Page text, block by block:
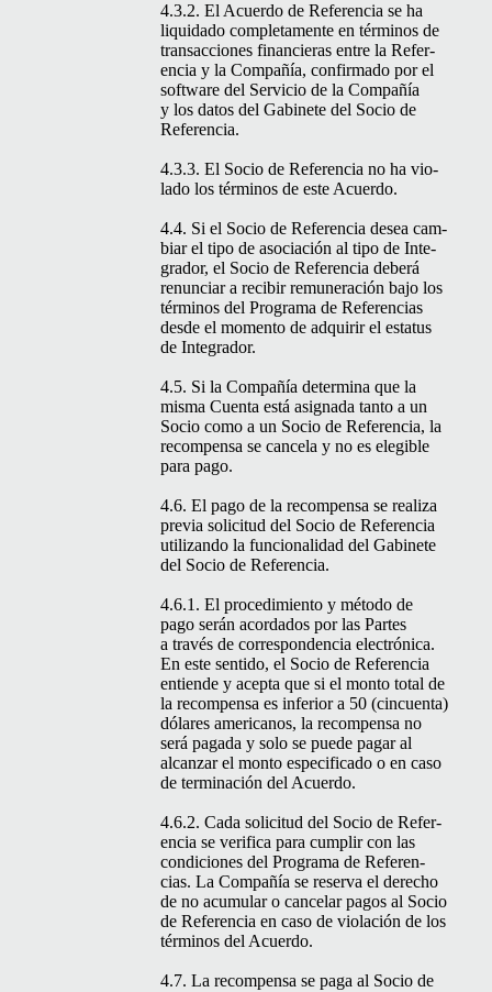
4.3.2. El Acuer­do de Ref­er­en­cia se ha
liq­uida­do com­ple­ta­mente en tér­mi­nos de
transac­ciones financieras entre la Ref­er­
en­cia y la Com­pañía, con­fir­ma­do por el
soft­ware del Ser­vi­cio de la Com­pañía
y los datos del Gabi­nete del Socio de
Referencia.
4.3.3. El Socio de Ref­er­en­cia no ha vio­
la­do los tér­mi­nos de este Acuerdo.
4.4. Si el Socio de Ref­er­en­cia desea cam­
biar el tipo de aso­ciación al tipo de Inte­
grador, el Socio de Ref­er­en­cia deberá
renun­ciar a recibir remu­neración bajo los
tér­mi­nos del Pro­gra­ma de Ref­er­en­cias
des­de el momen­to de adquirir el esta­tus
de Integrador.
4.5. Si la Com­pañía deter­mi­na que la
mis­ma Cuen­ta está asig­na­da tan­to a un
Socio como a un Socio de Ref­er­en­cia, la
rec­om­pen­sa se can­cela y no es eleg­i­ble
para pago.
4.6. El pago de la rec­om­pen­sa se real­iza
pre­via solic­i­tud del Socio de Ref­er­en­cia
uti­lizan­do la fun­cional­i­dad del Gabi­nete
del Socio de Referencia.
4.6.1. El pro­ced­imien­to y méto­do de
pago serán acor­da­dos por las Partes
a través de cor­re­spon­den­cia elec­tróni­ca.
En este sen­ti­do, el Socio de Ref­er­en­cia
entiende y acep­ta que si el mon­to total de
la rec­om­pen­sa es infe­ri­or a 50 (cin­cuen­ta)
dólares amer­i­canos, la rec­om­pen­sa no
será paga­da y solo se puede pagar al
alcan­zar el mon­to especi­fi­ca­do o en caso
de ter­mi­nación del Acuerdo.
4.6.2. Cada solic­i­tud del Socio de Ref­er­
en­cia se ver­i­fi­ca para cumplir con las
condi­ciones del Pro­gra­ma de Ref­er­en­
cias. La Com­pañía se reser­va el dere­cho
de no acu­mu­lar o can­ce­lar pagos al Socio
de Ref­er­en­cia en caso de vio­lación de los
tér­mi­nos del Acuerdo.
4.7. La rec­om­pen­sa se paga al Socio de